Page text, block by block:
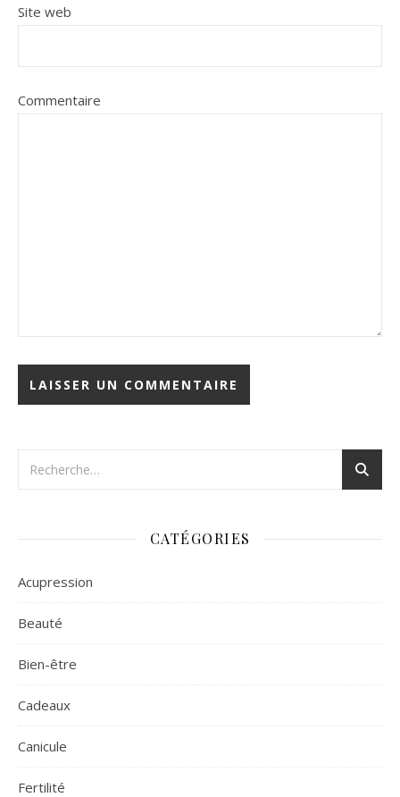
Site web
Commentaire
CATÉGORIES
Acupression
Beauté
Bien-être
Cadeaux
Canicule
Fertilité